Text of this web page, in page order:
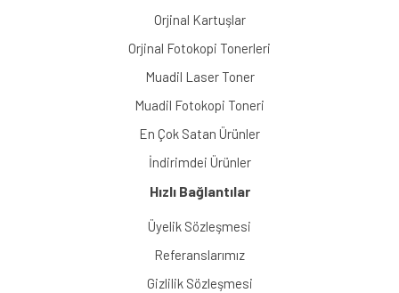
Orjinal Kartuşlar
Orjinal Fotokopi Tonerleri
Muadil Laser Toner
Muadil Fotokopi Toneri
En Çok Satan Ürünler
İndirimdei Ürünler
Hızlı Bağlantılar
Üyelik Sözleşmesi
Referanslarımız
Gizlilik Sözleşmesi